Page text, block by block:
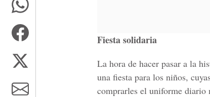
Fiesta solidaria
La hora de hacer pasar a la
una fiesta para los niños,
comprarles el uniforme diario